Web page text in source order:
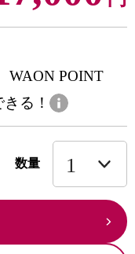
WAON POINT
る！
数量